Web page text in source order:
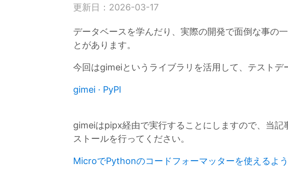
更新日：2026-03-17
データベースを学んだり、実際の開発で面倒な事の
とがあります。
今回はgimeiというライブラリを活用して、テストデ
gimei · PyPI
gimeiはpipx経由で実行することにしますので、当
ストールを行ってください。
MicroでPythonのコードフォーマッターを使えるよ